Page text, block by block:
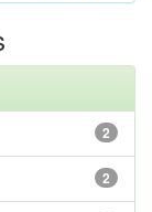
2
2